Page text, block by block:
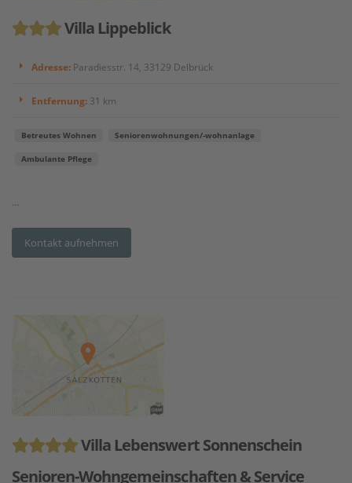
Villa Lippeblick
Adresse: Paradiesstr. 14, 33129 Delbrück
Entfernung: 31 km
Betreutes Wohnen Seniorenwohnungen/-wohnanlage
Ambulante Pflege
...
Kontakt aufnehmen
Villa Lebenswert Sonnenschein
Senioren-Wohngemeinschaften & Service